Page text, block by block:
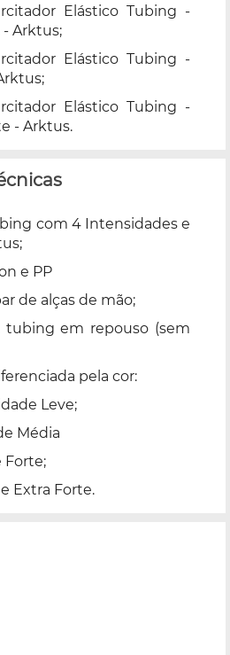
Elástico Tubing -
- Arktus;
Elástico Tubing -
Elástico Tubing -
- Arktus.
com 4 Intensidades e
e PP
de alças de mão;
em repouso (sem
pela cor:
Leve;
Média
Forte;
Extra Forte.